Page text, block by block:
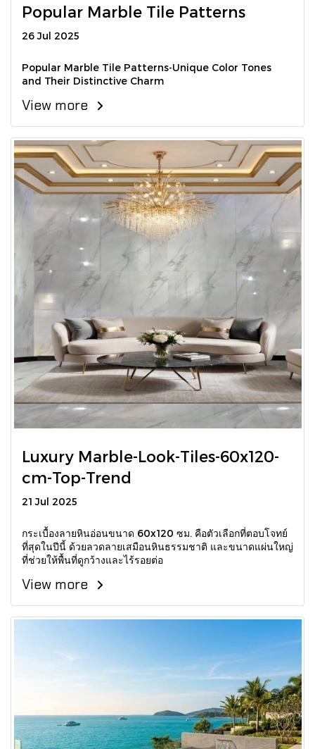
Popular Marble Tile Patterns
26 Jul 2025
Popular Marble Tile Patterns-Unique Color Tones
and Their Distinctive Charm
View more
Luxury Marble-Look-Tiles-60x120-
cm-Top-Trend
21 Jul 2025
กระเบื้องลายหินอ่อนขนาด 60x120 ซม. คือตัวเลือกที่ตอบโจทย์
ที่สุดในปีนี้ ด้วยลวดลายเสมือนหินธรรมชาติ และขนาดแผ่นใหญ่
ที่ช่วยให้พื้นที่ดูกว้างและไร้รอยต่อ
View more